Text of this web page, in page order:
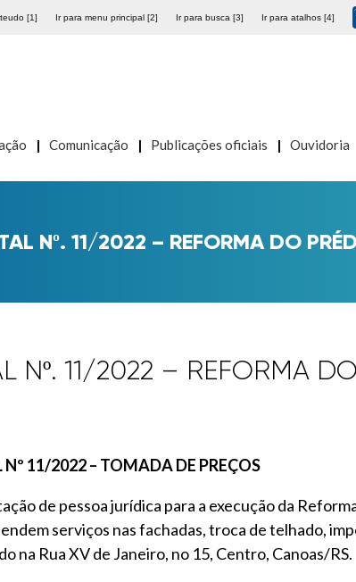
[1] Ir para menu principal [2] Ir para busca [3] Ir para atalhos [4]
Comunicação Publicações oficiais Ouvidoria
Nº. 11/2022 – REFORMA DO
Nº. 11/2022 – REFORMA
Nº 11/2022 – TOMADA DE PREÇOS
de pessoa jurídica para a execução da
serviços nas fachadas, troca de telhado,
na Rua XV de Janeiro, no 15, Centro, Canoas/RS.